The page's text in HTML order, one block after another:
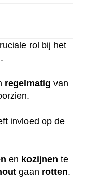
rol bij het
regelmatig van
invloed op de
en kozijnen te
gaan rotten.